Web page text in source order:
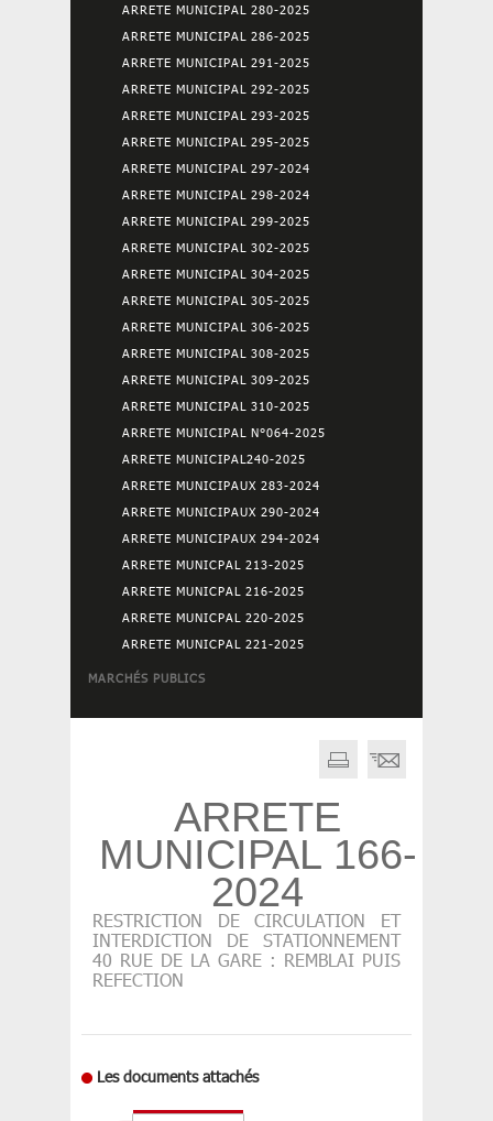
ARRETE MUNICIPAL 280-2025
ARRETE MUNICIPAL 286-2025
ARRETE MUNICIPAL 291-2025
ARRETE MUNICIPAL 292-2025
ARRETE MUNICIPAL 293-2025
ARRETE MUNICIPAL 295-2025
ARRETE MUNICIPAL 297-2024
ARRETE MUNICIPAL 298-2024
ARRETE MUNICIPAL 299-2025
ARRETE MUNICIPAL 302-2025
ARRETE MUNICIPAL 304-2025
ARRETE MUNICIPAL 305-2025
ARRETE MUNICIPAL 306-2025
ARRETE MUNICIPAL 308-2025
ARRETE MUNICIPAL 309-2025
ARRETE MUNICIPAL 310-2025
ARRETE MUNICIPAL N°064-2025
ARRETE MUNICIPAL240-2025
ARRETE MUNICIPAUX 283-2024
ARRETE MUNICIPAUX 290-2024
ARRETE MUNICIPAUX 294-2024
ARRETE MUNICPAL 213-2025
ARRETE MUNICPAL 216-2025
ARRETE MUNICPAL 220-2025
ARRETE MUNICPAL 221-2025
MARCHÉS PUBLICS
ARRETE
MUNICIPAL 166-
2024
RESTRICTION DE CIRCULATION ET
INTERDICTION DE STATIONNEMENT
40 RUE DE LA GARE : REMBLAI PUIS
REFECTION
Les documents attachés